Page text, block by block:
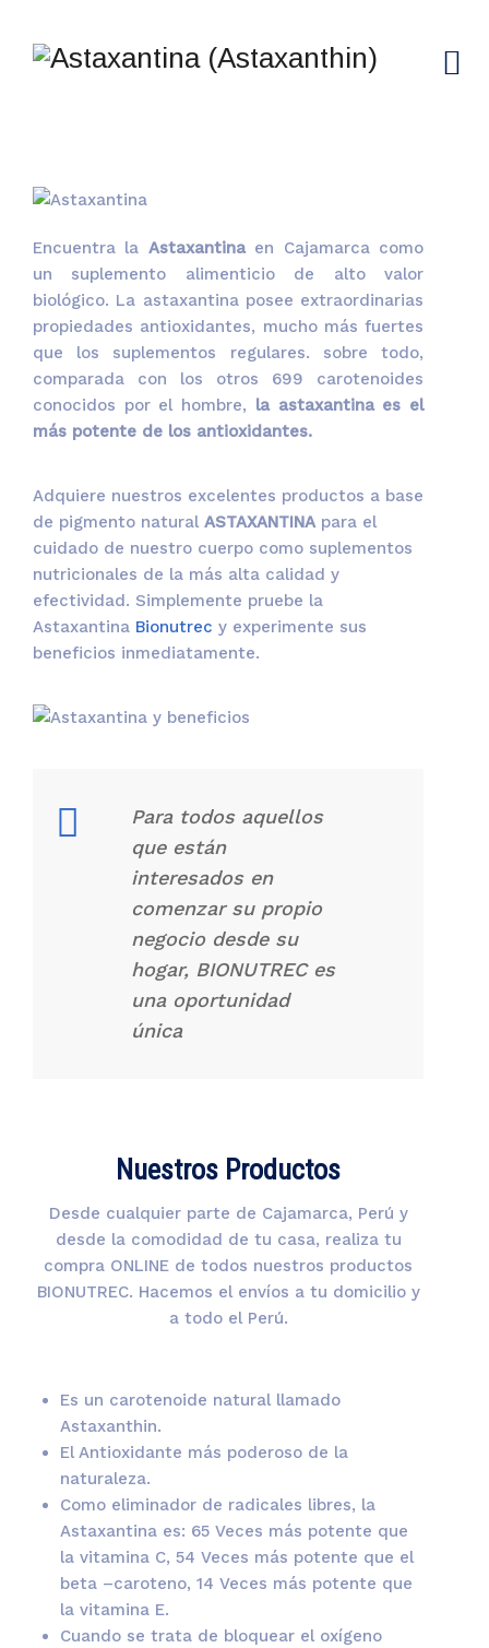
Encuentra la Astaxantinaen Cajamarca como
un suplemento alimenticio de alto valor
biológico. La astaxantina posee extraordinarias
propiedades antioxidantes, mucho más fuertes
que los suplementos regulares. sobre todo,
comparada con los otros 699 carotenoides
conocidos por el hombre, la astaxantina es el
más potente de los antioxidantes.
Adquiere nuestros excelentes productos a base
de pigmento natural ASTAXANTINApara el
cuidado de nuestro cuerpo como suplementos
nutricionales de la más alta calidad y
efectividad. Simplemente pruebe la
Astaxantina Bionutrec y experimente sus
beneficios inmediatamente.
Para todos aquellos
que están
interesados en
comenzar su propio
negocio desde su
hogar, BIONUTREC es
una oportunidad
única
Nuestros Productos
Desde cualquier parte de Cajamarca, Perú y
desde la comodidad de tu casa, realiza tu
compra ONLINE de todos nuestros productos
BIONUTREC. Hacemos el envíos a tu domicilio y
a todo el Perú.
Es un carotenoide natural llamado
Astaxanthin.
El Antioxidante más poderoso de la
naturaleza.
Como eliminador de radicales libres, la
Astaxantina es: 65 Veces más potente que
la vitamina C, 54 Veces más potente que el
beta –caroteno, 14 Veces más potente que
la vitamina E.
Cuando se trata de bloquear el oxígeno